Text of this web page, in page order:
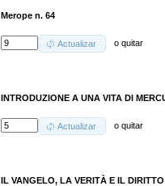
Merope n. 64
Actualizar oquitar
INTRODUZIONE A UNA VITA DI
Actualizar oquitar
IL VANGELO, LA VERITÀ E IL